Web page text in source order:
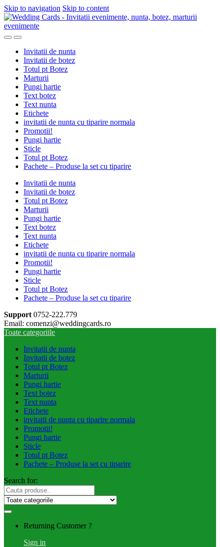
Skip to navigation Skip to content
Invitatii de nunta
Invitatii de botez
Totul pt Botez
Marturii
Pungi hartie
Text botez
Text nunta
Etichete
invitatii de nunta cu tiparire normala
Promotii!
Pungi hartie
Sticle
Totul pt Botez
Pachete – Produse la set cu tiparire
Invitatii de nunta
Invitatii de botez
Totul pt Botez
Marturii
Pungi hartie
Text botez
Text nunta
Etichete
invitatii de nunta cu tiparire normala
Promotii!
Pungi hartie
Sticle
Totul pt Botez
Pachete – Produse la set cu tiparire
Support 0752-222.779
Email: comenzi@weddingcards.ro
Toate categoriile
Invitatii de nunta
Invitatii de botez
Totul pt Botez
Marturii
Pungi hartie
Text botez
Text nunta
Etichete
invitatii de nunta cu tiparire normala
Promotii!
Pungi hartie
Sticle
Totul pt Botez
Pachete – Produse la set cu tiparire
Search for:
Returning Customer ?
Sign in